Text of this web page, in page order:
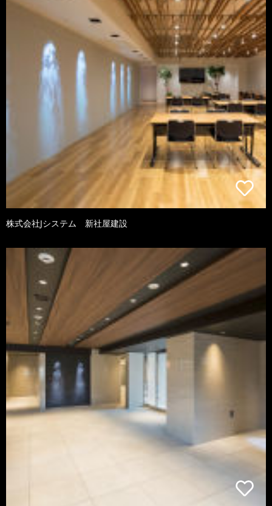
株式会社Jシステム 新社屋建設